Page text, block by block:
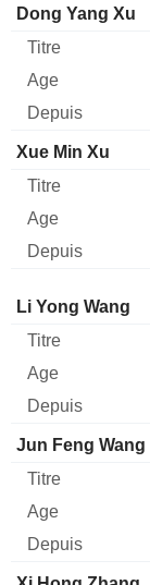
Dong Yang Xu
Xue Min Xu
Administrateur
Li Yong Wang
Jun Feng Wang